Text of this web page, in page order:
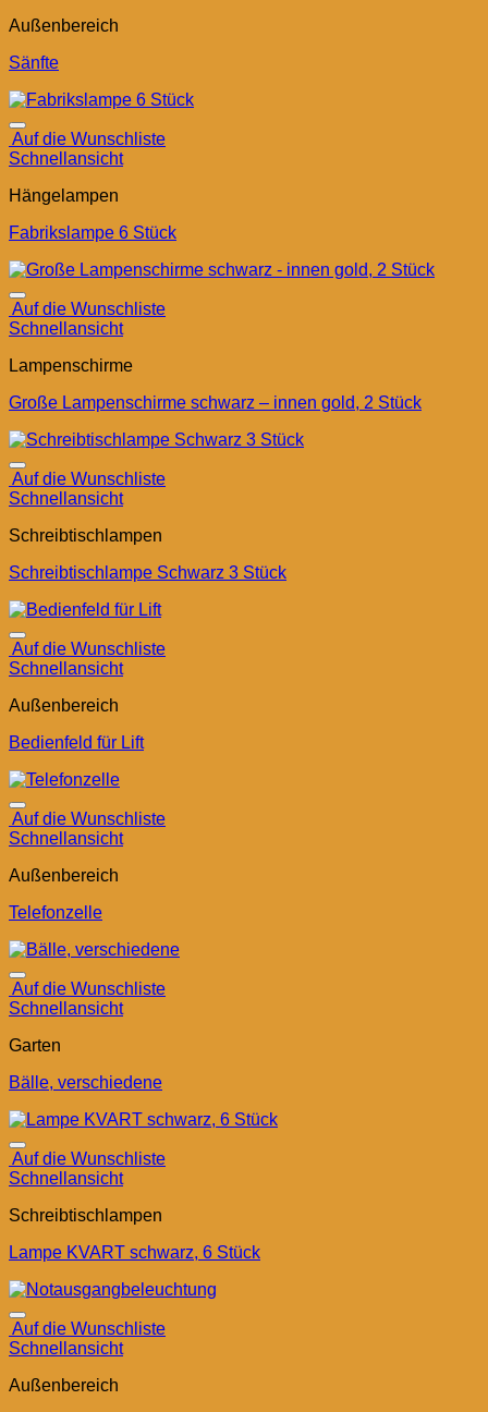
Außenbereich
Sänfte
Auf die Wunschliste
Schnellansicht
Hängelampen
Fabrikslampe 6 Stück
Auf die Wunschliste
Schnellansicht
Lampenschirme
Große Lampenschirme schwarz – innen gold, 2 Stück
Auf die Wunschliste
Schnellansicht
Schreibtischlampen
Schreibtischlampe Schwarz 3 Stück
Auf die Wunschliste
Schnellansicht
Außenbereich
Bedienfeld für Lift
Auf die Wunschliste
Schnellansicht
Außenbereich
Telefonzelle
Auf die Wunschliste
Schnellansicht
Garten
Bälle, verschiedene
Auf die Wunschliste
Schnellansicht
Schreibtischlampen
Lampe KVART schwarz, 6 Stück
Auf die Wunschliste
Schnellansicht
Außenbereich